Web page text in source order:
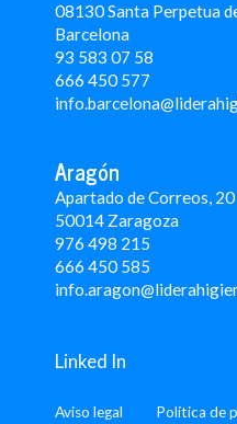
08130 Santa Perpetua
Barcelona
93 583 07 58
666 450 577
Aragón
Apartado de Correos, 20
50014 Zaragoza
976 498 215
666 450 585
Linked In
Aviso legal Política de